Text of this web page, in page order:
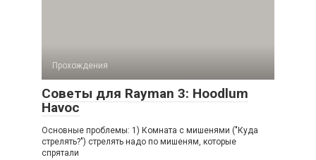
Прохождения
Советы для Rayman 3: Hoodlum
Havoc
Основные проблемы: 1) Комната с мишенями ("Куда
стрелять?") стрелять надо по мишеням, которые
спрятали